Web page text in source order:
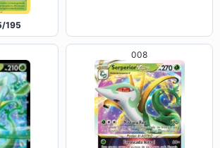
195
195
008